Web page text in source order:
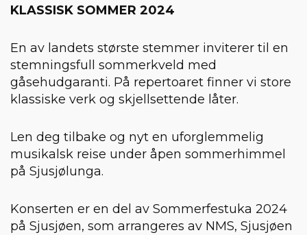
KLASSISK SOMMER 2024
En av landets største stemmer inviterer til en
stemningsfull sommerkveld med
gåsehudgaranti. På repertoaret finner vi store
klassiske verk og skjellsettende låter.
Len deg tilbake og nyt en uforglemmelig
musikalsk reise under åpen sommerhimmel
på Sjusjølunga.
Konserten er en del av Sommerfestuka 2024
på Sjusjøen, som arrangeres av NMS, Sjusjøen